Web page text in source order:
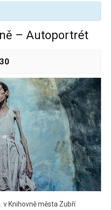
– Autoportrét
v Knihovně města Zubří